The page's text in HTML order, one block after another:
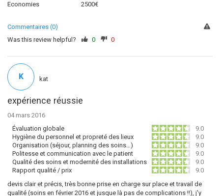
Economies 2500€
Commentaires (0)
Was this review helpful?
0 0
expérience réussie
04 mars 2016
Évaluation globale
9.0
Hygiène du personnel et propreté des lieux
9.0
Organisation (séjour, planning des soins…)
9.0
Politesse et communication avec le patient
9.0
Qualité des soins et modernité des installations
9.0
Rapport qualité / prix
9.0
devis clair et précis, très bonne prise en charge sur place et travail de
qualité (soins en février 2016 et jusque là pas de complications !!), j'y
K kat